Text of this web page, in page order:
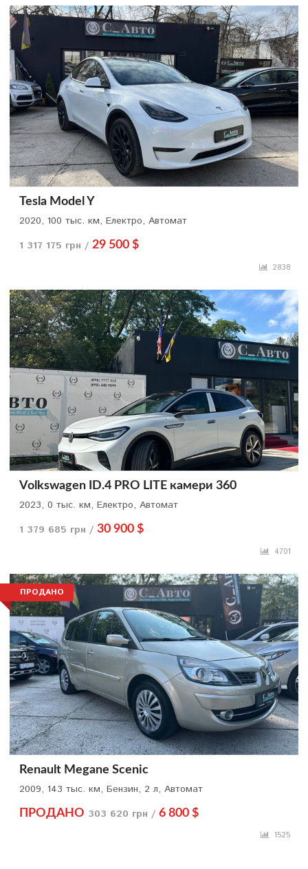
Tesla Model Y
2020, 100 тыс. км, Електро, Автомат
1 317 175 грн / 29 500 $
2838
Volkswagen ID.4 PRO LITE камери 360
2023, 0 тыс. км, Електро, Автомат
1 379 685 грн / 30 900 $
4701
ПРОДАНО
Renault Megane Scenic
2009, 143 тыс. км, Бензин, 2 л, Автомат
ПРОДАНО 303 620 грн / 6 800 $
1525